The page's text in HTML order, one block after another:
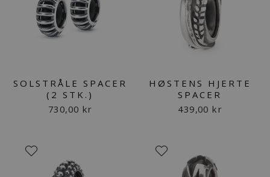
SOLSTRÅLE SPACER
(2 STK.)
730,00 kr
HØSTENS HJERTE
SPACER
439,00 kr